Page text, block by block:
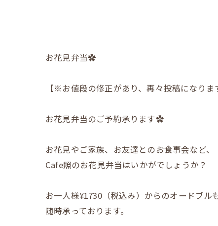
お花見弁当✿
【※お値段の修正があり、再々投稿になりま
お花見弁当のご予約承ります✿
お花見やご家族、お友達とのお食事会など、
Cafe照のお花見弁当はいかがでしょうか？
お一人様¥1730（税込み）からのオードブル
随時承っております。